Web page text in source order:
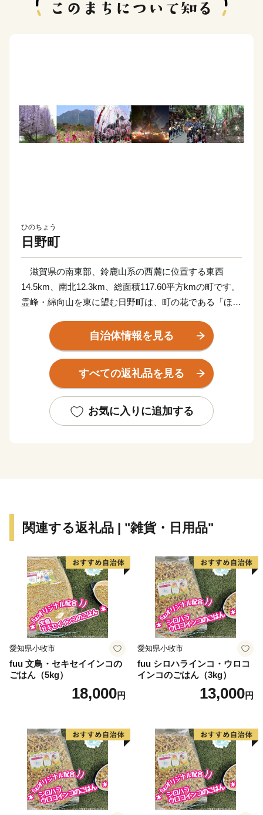
ひのちょう
日野町
滋賀県の南東部、鈴鹿山系の西麓に位置する東西
14.5km、南北12.3km、総面積117.60平方kmの町です。
霊峰・綿向山を東に望む日野町は、町の花である「ほん
に恵まれた町です。
この地に人が住み始めたのは古く、今から約1万2千年
前と言われています。旧石器時代の終わりから縄文時代
の始めころ狩猟や採集生活を、さらに弥生時代には稲作
が持ち込まれました。
やがて、室町時代、蒲生氏の城下町となって大きく変
し、その後秀吉に従った氏郷は産業政策においても秀で
石、会津92万石の藩主となりますが、日野の人々はなお
も慕い続けました。
江戸時代に入って、漆器や薬売りの行商から発展した
日野の商人は近江商人の基礎を確立し、その中心の町と
して繁栄、全国各地に商圏を伸ばす近江日野商人として
名をとどろかせていきました。
自治体情報を見る
すべての返礼品を見る
お気に入りに追加する
関連する返礼品 | "雑貨・日用品"
愛知県小牧市
fuu 文鳥・セキセイインコの
ごはん（5kg）
18,000円
愛知県小牧市
fuu シロハラインコ・ウロコ
インコのごはん（3kg）
13,000円